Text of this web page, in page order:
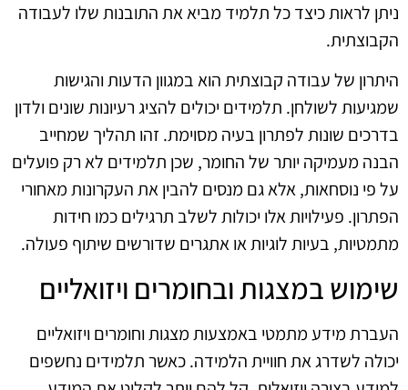
ניתן לראות כיצד כל תלמיד מביא את התובנות שלו לעבודה
הקבוצתית.
היתרון של עבודה קבוצתית הוא במגוון הדעות והגישות
שמגיעות לשולחן. תלמידים יכולים להציג רעיונות שונים ולדון
בדרכים שונות לפתרון בעיה מסוימת. זהו תהליך שמחייב
הבנה מעמיקה יותר של החומר, שכן תלמידים לא רק פועלים
על פי נוסחאות, אלא גם מנסים להבין את העקרונות מאחורי
הפתרון. פעילויות אלו יכולות לשלב תרגילים כמו חידות
מתמטיות, בעיות לוגיות או אתגרים שדורשים שיתוף פעולה.
שימוש במצגות ובחומרים ויזואליים
העברת מידע מתמטי באמצעות מצגות וחומרים ויזואליים
יכולה לשדרג את חוויית הלמידה. כאשר תלמידים נחשפים